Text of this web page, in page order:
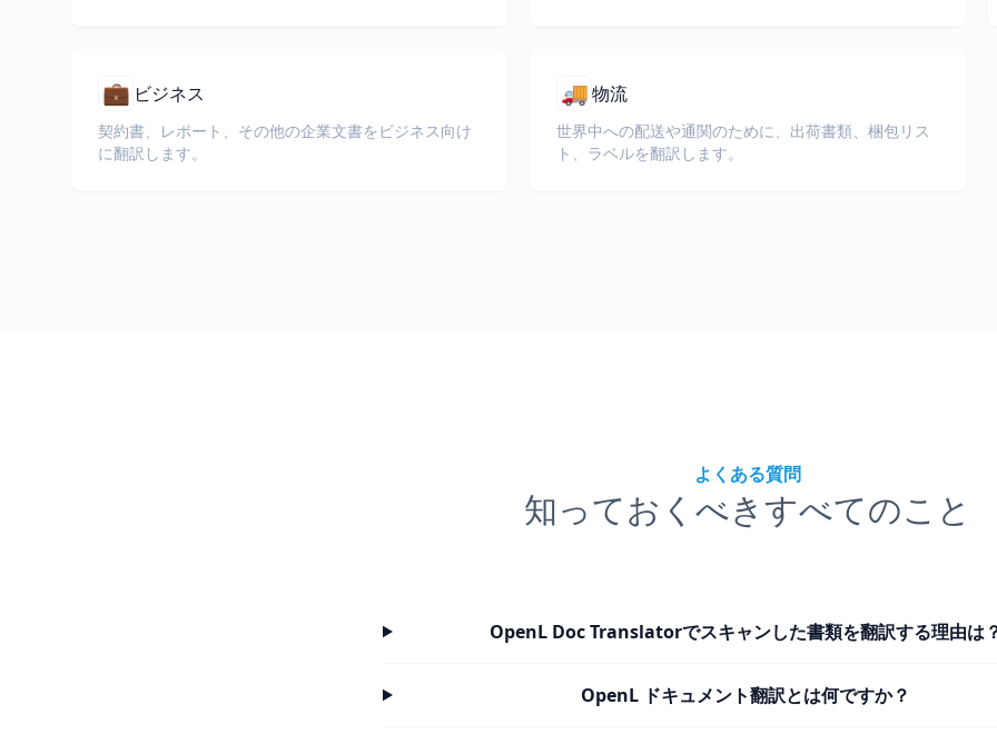
💼 ビジネス
契約書、レポート、その他の企業文書をビジネス向け
に翻訳します。
🚚物流
世界中への配送や通関のために、出荷書類、梱包リス
ト、ラベルを翻訳します。
よくある質問
知っておくべきすべてのこと
OpenL Doc Translatorでスキャンした書類を翻訳する理由は
OpenL ドキュメント翻訳とは何ですか？